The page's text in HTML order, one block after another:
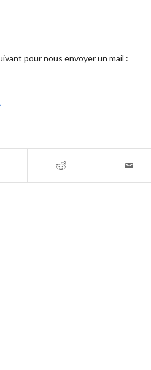
pour nous envoyer un mail :